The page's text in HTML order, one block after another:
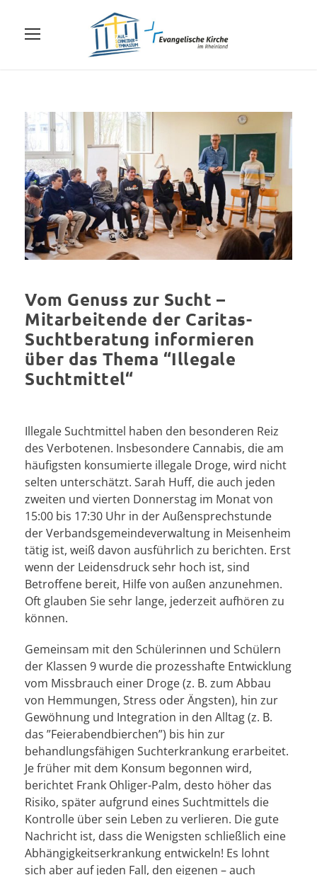
Vom Genuss zur Sucht –
Mitarbeitende der Caritas-
Suchtberatung informieren
über das Thema “Illegale
Suchtmittel“
Illegale Suchtmittel haben den besonderen Reiz
des Verbotenen. Insbesondere Cannabis, die am
häufigsten konsumierte illegale Droge, wird nicht
selten unterschätzt. Sarah Huff, die auch jeden
zweiten und vierten Donnerstag im Monat von
15:00 bis 17:30 Uhr in der Außensprechstunde
der Verbandsgemeindeverwaltung in Meisenheim
tätig ist, weiß davon ausführlich zu berichten. Erst
wenn der Leidensdruck sehr hoch ist, sind
Betroffene bereit, Hilfe von außen anzunehmen.
Oft glauben Sie sehr lange, jederzeit aufhören zu
können.
Gemeinsam mit den Schülerinnen und Schülern
der Klassen 9 wurde die prozesshafte Entwicklung
vom Missbrauch einer Droge (z. B. zum Abbau
von Hemmungen, Stress oder Ängsten), hin zur
Gewöhnung und Integration in den Alltag (z. B.
das ”Feierabendbierchen”) bis hin zur
behandlungsfähigen Suchterkrankung erarbeitet.
Je früher mit dem Konsum begonnen wird,
berichtet Frank Ohliger-Palm, desto höher das
Risiko, später aufgrund eines Suchtmittels die
Kontrolle über sein Leben zu verlieren. Die gute
Nachricht ist, dass die Wenigsten schließlich eine
Abhängigkeitserkrankung entwickeln! Es lohnt
sich aber auf jeden Fall, den eigenen – auch